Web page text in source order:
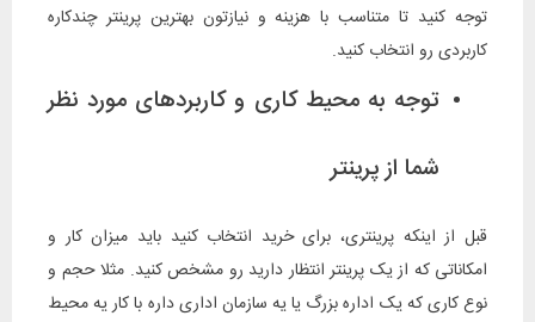
توجه کنید تا متناسب با هزینه و نیازتون بهترین پرینتر چندکاره
کاربردی رو انتخاب کنید.
توجه به محیط کاری و کاربردهای مورد نظر
شما از پرینتر
قبل از اینکه پرینتری، برای خرید انتخاب کنید باید میزان کار و
امکاناتی که از یک پرینتر انتظار دارید رو مشخص کنید. مثلا حجم و
نوع کاری که یک اداره بزرگ یا یه سازمان اداری داره با کار یه محیط